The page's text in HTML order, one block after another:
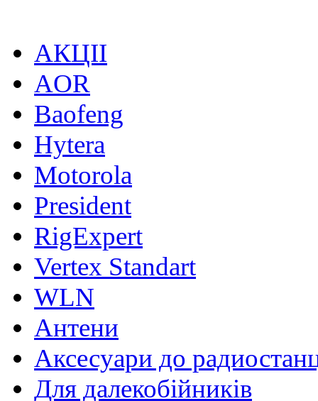
АКЦІІ
AOR
Baofeng
Hytera
Motorola
President
RigExpert
Vertex Standart
WLN
Антени
Аксесуари до
Для далекобійників